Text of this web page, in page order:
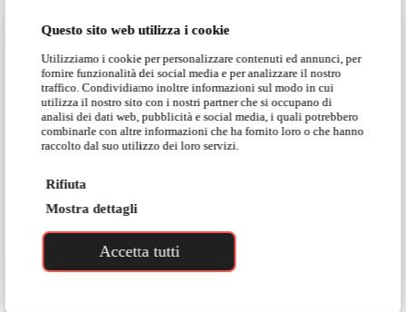
Questo sito web utilizza i cookie
Utilizziamo i cookie per personalizzare contenuti ed annunci, per
fornire funzionalità dei social media e per analizzare il nostro
traffico. Condividiamo inoltre informazioni sul modo in cui
utilizza il nostro sito con i nostri partner che si occupano di
analisi dei dati web, pubblicità e social media, i quali potrebbero
combinarle con altre informazioni che ha fornito loro o che hanno
raccolto dal suo utilizzo dei loro servizi.
Rifiuta
Mostra dettagli
Accetta tutti
La gestione di pre-impasti e lunghe lievitazioni in laboratorio
richiede unafarina affidabile e performante . Lavorare con
prodotti privi di dati certi sulla forza espone il lavoro quotidiano a
rischi evitabili.
Gli impasti possono cedere dopo ore di lievitazione oppure
costringere a ridurre l’idratazione per timore di una scarsa tenuta,
compromettendo volume e fragranza del pane. Senza una base
ciabatte utilizzando farine per panificazione prive dell’adeguata